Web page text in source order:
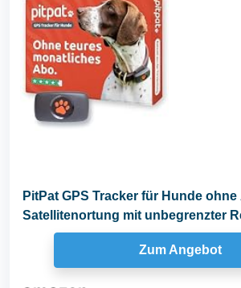
PitPat GPS Tracker für Hunde
Satellitenortung mit unbegrenzter
Zum Angebot